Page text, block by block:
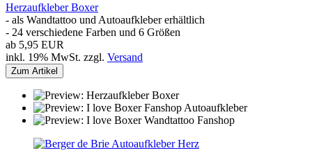
Herzaufkleber Boxer
- als Wandtattoo und Autoaufkleber erhältlich
- 24 verschiedene Farben und 6 Größen
ab 5,95 EUR
inkl. 19% MwSt. zzgl. Versand
Zum Artikel